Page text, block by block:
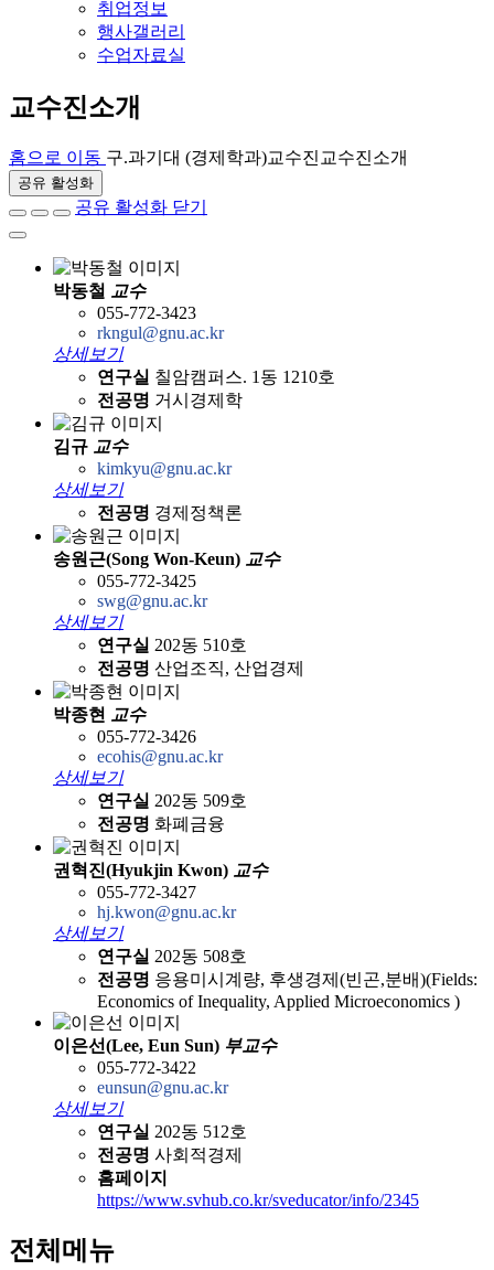
취업정보
행사갤러리
수업자료실
교수진소개
홈으로 이동 구.과기대 (경제학과)교수진 교수진소개
공유 활성화
공유 활성화 닫기
박동철
교수
055-772-3423
rkngul@gnu.ac.kr
상세보기
연구실 칠암캠퍼스. 1동 1210호
전공명 거시경제학
김규 교수
kimkyu@gnu.ac.kr
상세보기
전공명 경제정책론
송원근(Song Won-Keun) 교수
055-772-3425
swg@gnu.ac.kr
상세보기
연구실 202동 510호
전공명 산업조직, 산업경제
박종현
교수
055-772-3426
ecohis@gnu.ac.kr
상세보기
연구실 202동 509호
전공명 화폐금융
권혁진(Hyukjin Kwon) 교수
055-772-3427
hj.kwon@gnu.ac.kr
상세보기
연구실 202동 508호
전공명 응용미시계량, 후생경제(빈곤,분배)(Fields:
Economics of Inequality, Applied Microeconomics )
이은선(Lee, Eun Sun) 부교수
055-772-3422
eunsun@gnu.ac.kr
상세보기
연구실 202동 512호
전공명 사회적경제
홈페이지
https://www.svhub.co.kr/sveducator/info/2345
전체메뉴